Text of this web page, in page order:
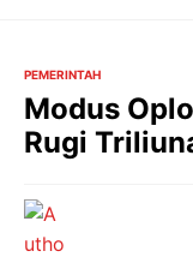
PEMERINTAH
Modus
Rugi